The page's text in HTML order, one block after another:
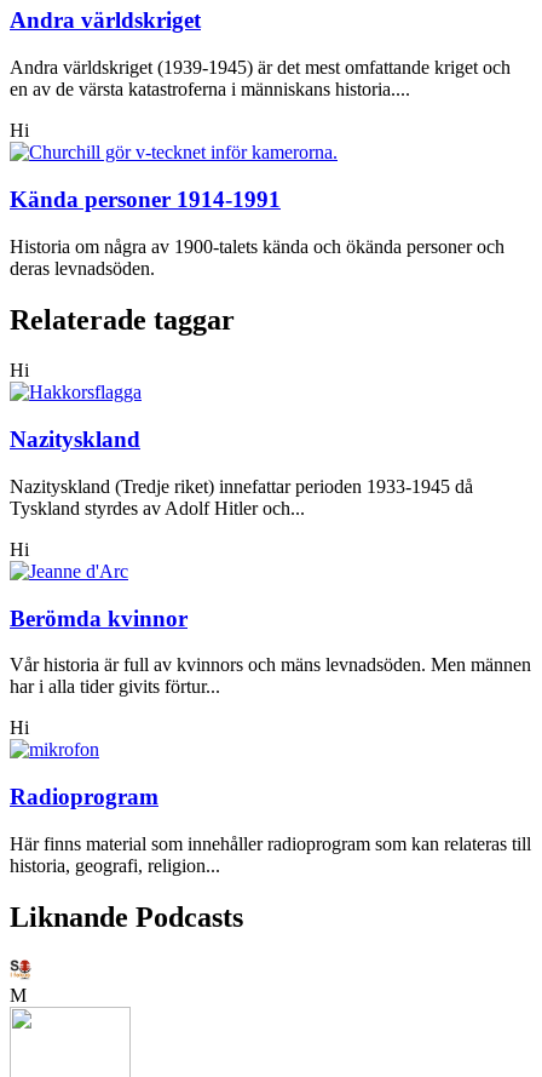
Andra världskriget
Andra världskriget (1939-1945) är det mest omfattande kriget och
en av de värsta katastroferna i människans historia....
Hi
Kända personer 1914-1991
Historia om några av 1900-talets kända och ökända personer och
deras levnadsöden.
Relaterade taggar
Hi
Nazityskland
Nazityskland (Tredje riket) innefattar perioden 1933-1945 då
Tyskland styrdes av Adolf Hitler och...
Hi
Berömda kvinnor
Vår historia är full av kvinnors och mäns levnadsöden. Men männen
har i alla tider givits förtur...
Hi
Radioprogram
Här finns material som innehåller radioprogram som kan relateras till
historia, geografi, religion...
Liknande Podcasts
M